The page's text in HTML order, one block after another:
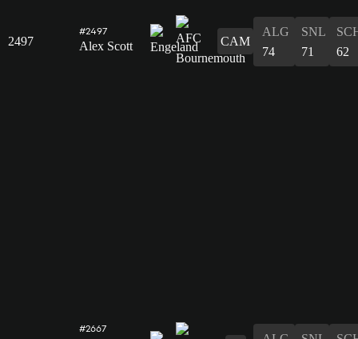
2497
#2497
Alex Scott CAM
ALG
74
SNL
71
62
#2667